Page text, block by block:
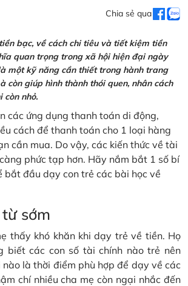
Chia sẻ qua
bạc, về cách chi tiêu và tiết kiệm tiền
quan trọng trong xã hội hiện đại ngày
một kỹ năng cần thiết trong hành trang
còn giúp hình thành thói quen, nhân cách
còn nhỏ.
các ứng dụng thanh toán di động,
cách để thanh toán cho 1 loại hàng
cần mua. Do vậy, các kiến thức về tài
phức tạp hơn. Hãy nắm bắt 1 số bí
bắt đầu dạy con trẻ các bài học về
sớm
thấy khó khăn khi dạy trẻ về tiền. Họ
biết các con số tài chính nào trẻ nên
là thời điểm phù hợp để dạy về các
chí nhiều cha mẹ còn ngại nhắc đến